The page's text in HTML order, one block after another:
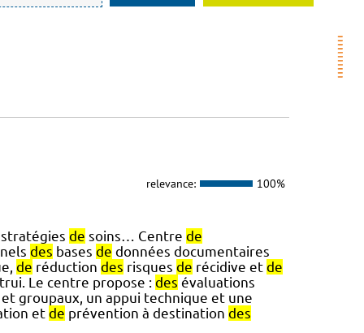
relevance: 100%
stratégies de soins… Centre de
des bases de données documentaires
de réduction des risques de récidive et de
Le centre propose : des évaluations
groupaux, un appui technique et une
et de prévention à destination des